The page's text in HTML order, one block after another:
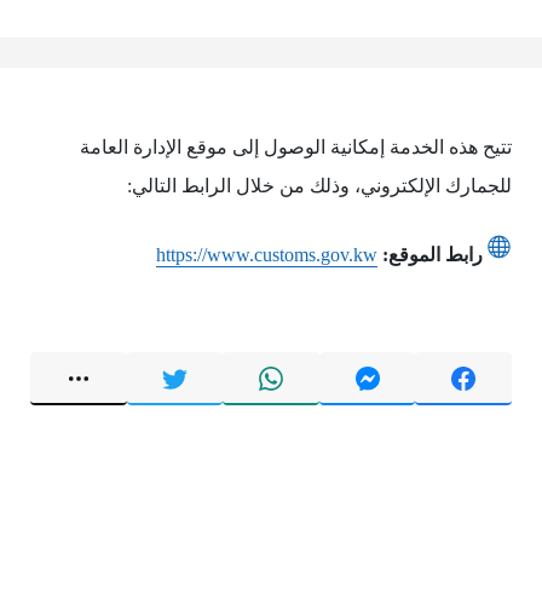
تتيح هذه الخدمة إمكانية الوصول إلى موقع الإدارة العامة
للجمارك الإلكتروني، وذلك من خلال الرابط التالي:
رابط الموقع: https://www.customs.gov.kw